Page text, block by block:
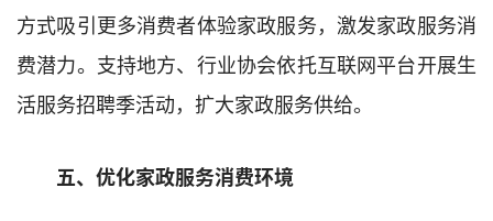
方式吸引更多消费者体验家政服务，激发家政服务消
费潜力。支持地方、行业协会依托互联网平台开展生
活服务招聘季活动，扩大家政服务供给。
五、优化家政服务消费环境